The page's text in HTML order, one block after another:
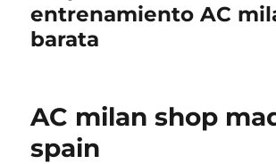
entrenamiento AC
barata
AC milan shop
spain